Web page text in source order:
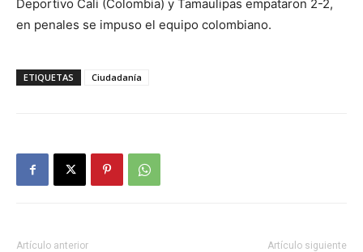
Deportivo Cali (Colombia) y Tamaulipas empataron 2-2,
en penales se impuso el equipo colombiano.
ETIQUETAS Ciudadanía
Artículo anterior Artículo siguiente